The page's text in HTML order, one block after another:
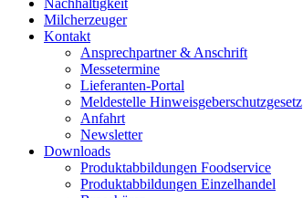
Nachhaltigkeit
Milcherzeuger
Kontakt
Ansprechpartner & Anschrift
Messetermine
Lieferanten-Portal
Meldestelle Hinweisgeberschutzgesetz
Anfahrt
Newsletter
Downloads
Produktabbildungen Foodservice
Produktabbildungen Einzelhandel